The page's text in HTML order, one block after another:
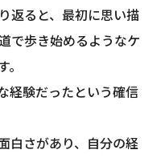
返ると、最初に思い描
で歩き始めるようなケ
経験だったという確信
白さがあり、自分の経